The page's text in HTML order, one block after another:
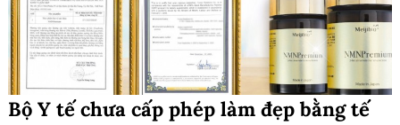
Bộ Y tế chưa cấp phép làm đẹp bằng tế